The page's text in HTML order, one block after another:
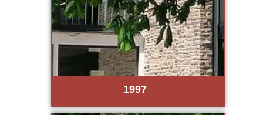
1997